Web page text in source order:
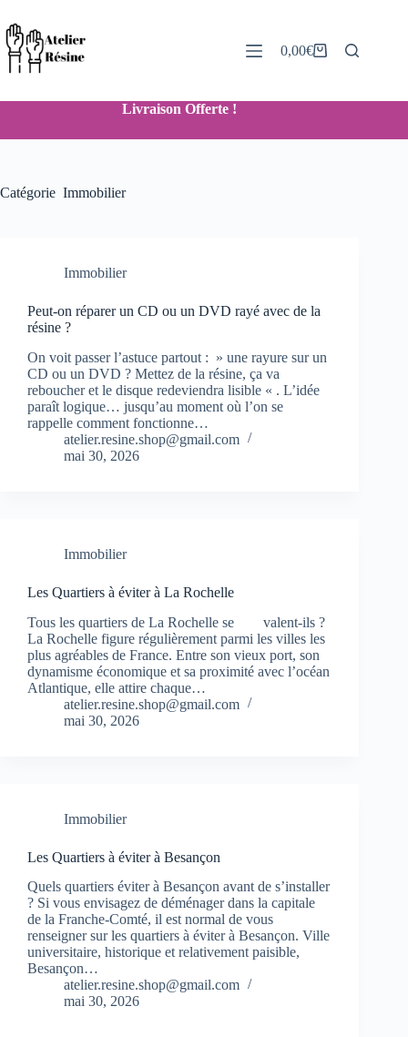
au
contenu
Panier
0,00€
Livraison Offerte !
Catégorie Immobilier
Immobilier
Peut-on réparer un CD ou un DVD rayé avec de la
résine ?
On voit passer l’astuce partout : » une rayure sur un
CD ou un DVD ? Mettez de la résine, ça va
reboucher et le disque redeviendra lisible « . L’idée
paraît logique… jusqu’au moment où l’on se
rappelle comment fonctionne…
atelier.resine.shop@gmail.com
mai 30, 2026
Immobilier
Les Quartiers à éviter à La Rochelle
Tous les quartiers de La Rochelle se valent-ils ?
La Rochelle figure régulièrement parmi les villes les
plus agréables de France. Entre son vieux port, son
dynamisme économique et sa proximité avec l’océan
Atlantique, elle attire chaque…
atelier.resine.shop@gmail.com
mai 30, 2026
Immobilier
Les Quartiers à éviter à Besançon
Quels quartiers éviter à Besançon avant de s’installer
? Si vous envisagez de déménager dans la capitale
de la Franche-Comté, il est normal de vous
renseigner sur les quartiers à éviter à Besançon. Ville
universitaire, historique et relativement paisible,
Besançon…
atelier.resine.shop@gmail.com
mai 30, 2026